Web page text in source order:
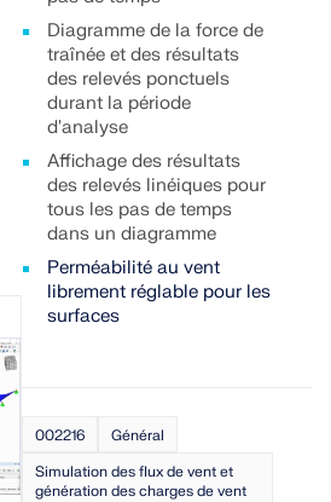
Diagramme de la force de
traînée et des résultats
des relevés ponctuels
durant la période
d'analyse
Affichage des résultats
des relevés linéiques pour
tous les pas de temps
dans un diagramme
Perméabilité au vent
librement réglable pour les
surfaces
002216
Général
Simulation des flux de vent et
génération des charges de vent